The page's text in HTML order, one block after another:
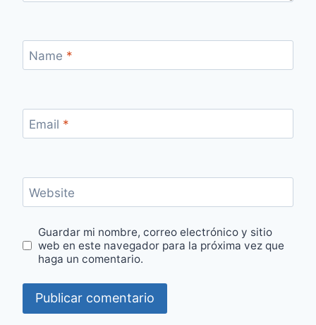
Name *
Email *
Website
Guardar mi nombre, correo electrónico y sitio
web en este navegador para la próxima vez que
haga un comentario.